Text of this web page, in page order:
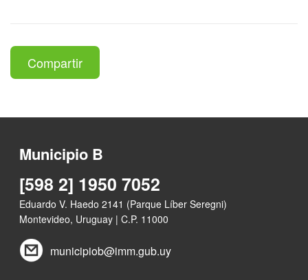
Compartir
Municipio B
[598 2] 1950 7052
Eduardo V. Haedo 2141 (Parque Líber Seregni)
Montevideo, Uruguay | C.P. 11000
municipiob@imm.gub.uy